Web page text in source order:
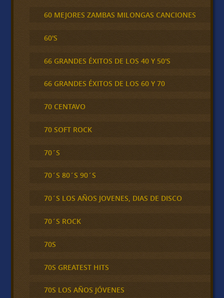
60 MEJORES ZAMBAS MILONGAS CANCIONES
60'S
66 GRANDES ÉXITOS DE LOS 40 Y 50'S
66 GRANDES ÉXITOS DE LOS 60 Y 70
70 CENTAVO
70 SOFT ROCK
70´S
70´S 80´S 90´S
70´S LOS AÑOS JOVENES, DIAS DE DISCO
70´S ROCK
70S
70S GREATEST HITS
70S LOS AÑOS JÓVENES